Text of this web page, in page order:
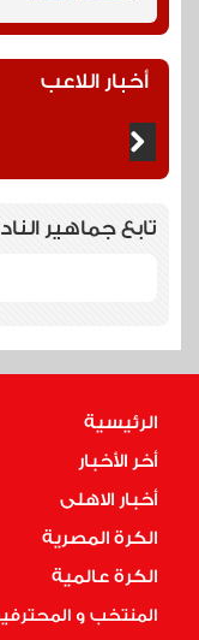
أخبار اللاعب
تابع جماهير
الرئيسية
أخر الأخبار
أخبار الاهلى
الكرة المصرية
الكرة عالمية
المنتخب و